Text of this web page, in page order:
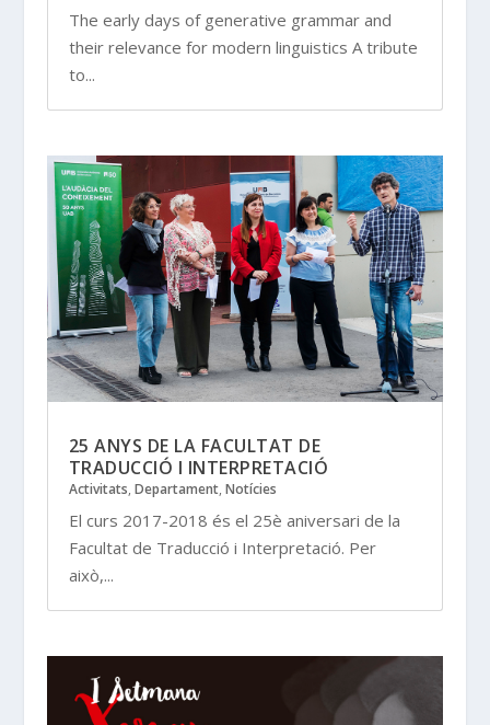
The early days of generative grammar and
their relevance for modern linguistics A tribute
to...
25 ANYS DE LA FACULTAT DE
TRADUCCIÓ I INTERPRETACIÓ
Activitats, Departament, Notícies
El curs 2017-2018 és el 25è aniversari de la
Facultat de Traducció i Interpretació. Per
això,...